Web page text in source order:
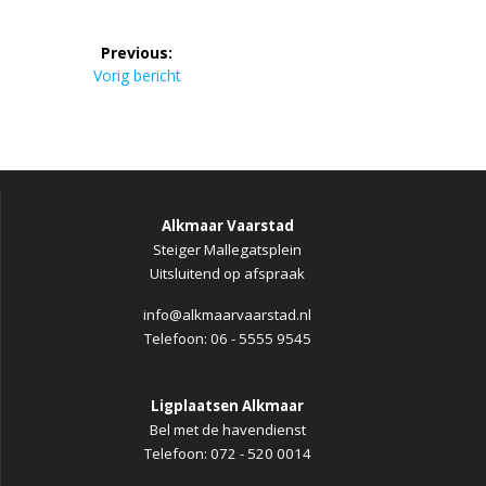
Bericht
navigatie
Previous:
Previous
Vorig bericht
Alkmaar Vaarstad
Steiger Mallegatsplein
Uitsluitend op afspraak
info@alkmaarvaarstad.nl
Telefoon: 06 - 5555 9545
Ligplaatsen Alkmaar
Bel met de havendienst
Telefoon: 072 - 520 0014